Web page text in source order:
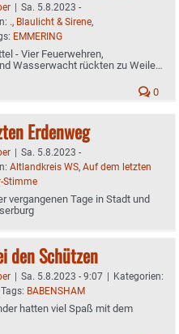
| Sa. 5.8.2023 -
., Blaulicht & Sirene,
EMMERING
- Vier Feuerwehren,
Wasserwacht rückten zu Weiler
0
Erdenweg
| Sa. 5.8.2023 -
Altlandkreis WS, Auf dem letzten
Stimme
vergangenen Tage in Stadt und
den Schützen
| Sa. 5.8.2023 - 9:07 | Kategorien:
Tags: BABENSHAM
hatten viel Spaß mit dem